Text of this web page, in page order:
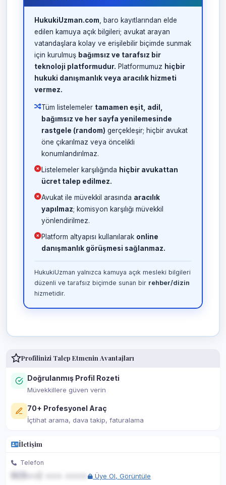
HukukiUzman.com , baro kayıtlarından elde
edilen kamuya açık bilgileri; avukat arayan
vatandaşlara kolay ve erişilebilir biçimde sunmak
için kurulmuş bağımsız ve tarafsız bir
teknoloji platformudur. Platformumuz hiçbir
hukuki danışmanlık veya aracılık hizmeti
vermez.
Tüm listelemeler tamamen eşit, adil,
bağımsız ve her sayfa yenilemesinde
rastgele (random) gerçekleşir; hiçbir avukat
öne çıkarılmaz veya öncelikli
konumlandırılmaz.
Listelemeler karşılığında hiçbir avukattan
ücret talep edilmez.
Avukat ile müvekkil arasında aracılık
yapılmaz; komisyon karşılığı müvekkil
yönlendirilmez.
Platform altyapısı kullanılarak online
danışmanlık görüşmesi sağlanmaz.
HukukiUzman yalnızca kamuya açık mesleki bilgileri
düzenli ve tarafsız biçimde sunan bir rehber/dizin
hizmetidir.
Profilinizi Talep Etmenin Avantajları
Doğrulanmış Profil Rozeti
Müvekkillere güven verin
70+ Profesyonel Araç
İçtihat arama, dava takip, faturalama
İletişim
Telefon
Üye Ol, Görüntüle